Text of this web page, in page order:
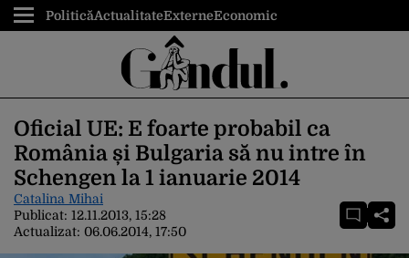
PoliticăActualitateExterneEconomic
Oficial UE: E foarte probabil ca
România și Bulgaria să nu intre în
Schengen la 1 ianuarie 2014
Catalina Mihai
Publicat: 12.11.2013, 15:28
Actualizat: 06.06.2014, 17:50